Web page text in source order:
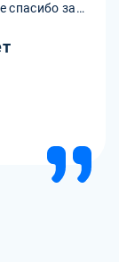
спасибо за